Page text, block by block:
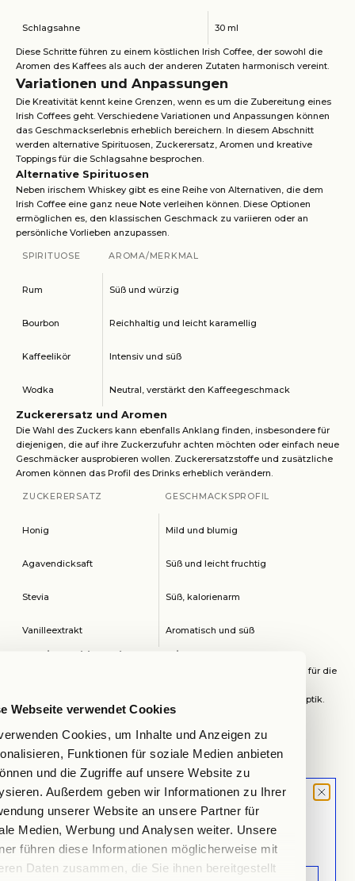
Webseite verwendet Cookies
Cookies, um Inhalte und Anzeigen zu
Funktionen für soziale Medien anbieten
und die Zugriffe auf unsere Website zu
Außerdem geben wir Informationen zu Ihrer
unserer Website an unsere Partner für
Medien, Werbung und Analysen weiter. Unsere
führen diese Informationen möglicherweise mit
Daten zusammen, die Sie ihnen bereitgestellt
Schlagsahne 30 ml
Diese Schritte führen zu einem köstlichen Irish Coffee, der sowohl die
Aromen des Kaffees als auch der anderen Zutaten harmonisch vereint.
Variationen und Anpassungen
Die Kreativität kennt keine Grenzen, wenn es um die Zubereitung eines
Irish Coffees geht. Verschiedene Variationen und Anpassungen können
das Geschmackserlebnis erheblich bereichern. In diesem Abschnitt
werden alternative Spirituosen, Zuckerersatz, Aromen und kreative
Toppings für die Schlagsahne besprochen.
Alternative Spirituosen
Neben irischem Whiskey gibt es eine Reihe von Alternativen, die dem
Irish Coffee eine ganz neue Note verleihen können. Diese Optionen
ermöglichen es, den klassischen Geschmack zu variieren oder an
persönliche Vorlieben anzupassen.
SPIRITUOSE AROMA/MERKMAL
Rum Süß und würzig
Bourbon Reichhaltig und leicht karamellig
Kaffeelikör Intensiv und süß
Wodka Neutral, verstärkt den Kaffeegeschmack
Zuckerersatz und Aromen
Die Wahl des Zuckers kann ebenfalls Anklang finden, insbesondere für
diejenigen, die auf ihre Zuckerzufuhr achten möchten oder einfach neue
Geschmäcker ausprobieren wollen. Zuckerersatzstoffe und zusätzliche
Aromen können das Profil des Drinks erheblich verändern.
ZUCKERERSATZ GESCHMACKSPROFIL
Honig Mild und blumig
Agavendicksaft Süß und leicht fruchtig
Stevia Süß, kalorienarm
Vanilleextrakt Aromatisch und süß
Kreative Schlagsahne-Toppings
Die Präsentation eines Irish Coffees kann durch kreative Toppings für die
geschmackliche Variationen, sondern auch eine ansprechende Optik.
Schokoladiger Geschmack, hübsche
Dekoration
Zimt Würzig und warm, gut mit Kaffee harmonierend
Karamellsauce Süß und klebrig, für eine luxuriöse Note
Schokoladenspän
Knackige Textur, verleiht Tiefe
MOOD LETTER
Sign up and don't miss any launches,
updates & specials.